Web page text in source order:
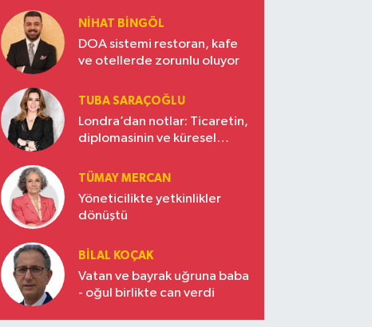
NIHAT BINGÖL
DOA sistemi restoran, kafe
ve otellerde zorunlu oluyor
TUBA SARAÇOĞLU
Londra’dan notlar: Ticaretin,
diplomasinin ve küresel
Türkiye’nin yükselen gücü
TÜMAY MERCAN
Yöneticilikte yetkinlikler
dönüştü
BILAL KOÇAK
Vatan ve bayrak uğruna baba
- oğul birlikte can verdi